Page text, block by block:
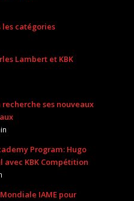
les catégories
Lambert et KBK
recherche ses nouveaux
Program: Hugo
KBK Compétition
IAME pour